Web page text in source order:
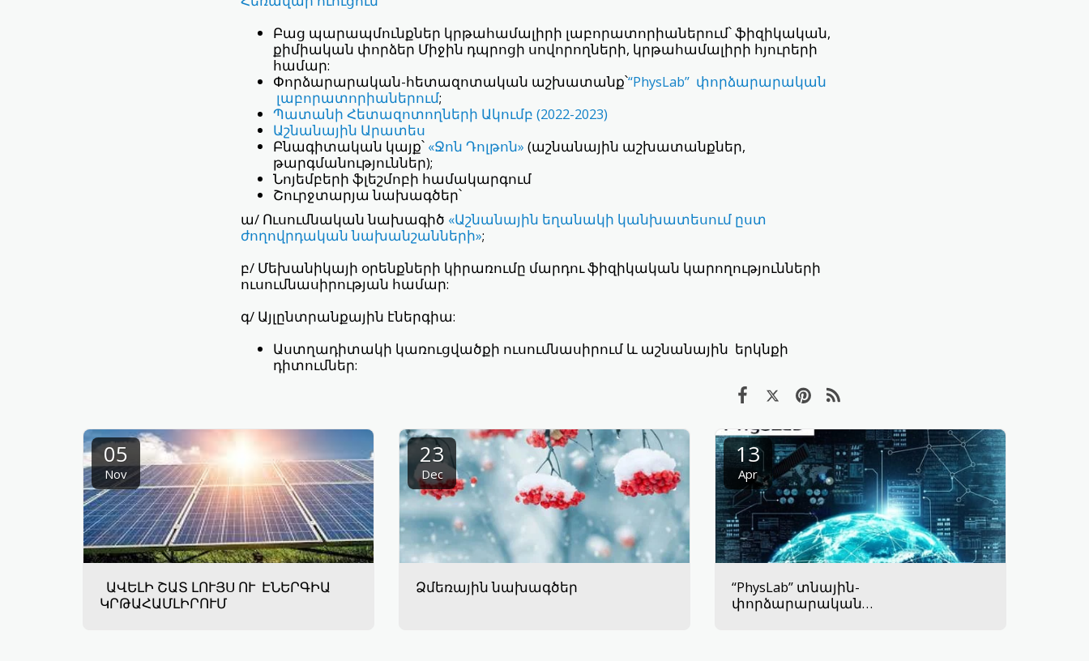
Բաց պարապմունքներ կրթահամալիրի լաբորատորիաներում՝ ֆիզիկական,
քիմիական փորձեր Միջին դպրոցի սովորողների, կրթահամալիրի հյուրերի
համար:
Փորձարարական-հետազոտական աշխատանք՝“PhysLab” փորձարարական
լաբորատորիաներում;
Պատանի Հետազոտողների Ակումբ (2022-2023)
Աշնանային Արատես
Բնագիտական կայք՝ «Ջոն Դոլթոն» (աշնանային աշխատանքներ,
թարգմանություններ);
Նոյեմբերի ֆլեշմոբի համակարգում
Շուրջտարյա նախագծեր՝
ա/ Ուսումնական նախագիծ «Աշնանային եղանակի կանխատեսում ըստ
ժողովրդական նախանշանների»;
բ/ Մեխանիկայի օրենքների կիրառումը մարդու ֆիզիկական կարողությունների
ուսումնասիրության համար:
գ/ Այլընտրանքային էներգիա:
Աստղադիտակի կառուցվածքի ուսումնասիրում և աշնանային երկնքի
դիտումներ:
05
Nov
ԱՎԵԼԻ ՇԱՏ ԼՈՒՅՍ ՈՒ ԷՆԵՐԳԻԱ
ԿՐԹԱՀԱՄԼԻՐՈՒՄ
23
Dec
Ձմեռային նախագծեր
13
Apr
“PhysLab” տնային-
փորձարարական